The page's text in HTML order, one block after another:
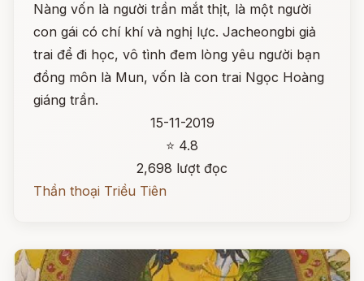
Nàng vốn là người trần mắt thịt, là một người
con gái có chí khí và nghị lực. Jacheongbi giả
trai để đi học, vô tình đem lòng yêu người bạn
đồng môn là Mun, vốn là con trai Ngọc Hoàng
giáng trần.
15-11-2019
⭐ 4.8
2,698 lượt đọc
Thần thoại Triều Tiên